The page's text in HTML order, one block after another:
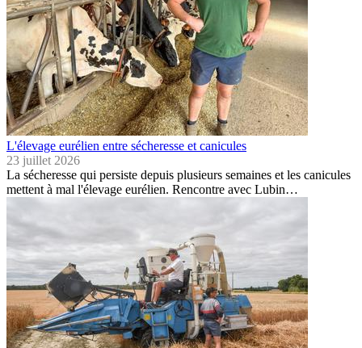
L'élevage eurélien entre sécheresse et canicules
23 juillet 2026
La sécheresse qui persiste depuis plusieurs semaines et les canicules
mettent à mal l'élevage eurélien. Rencontre avec Lubin…